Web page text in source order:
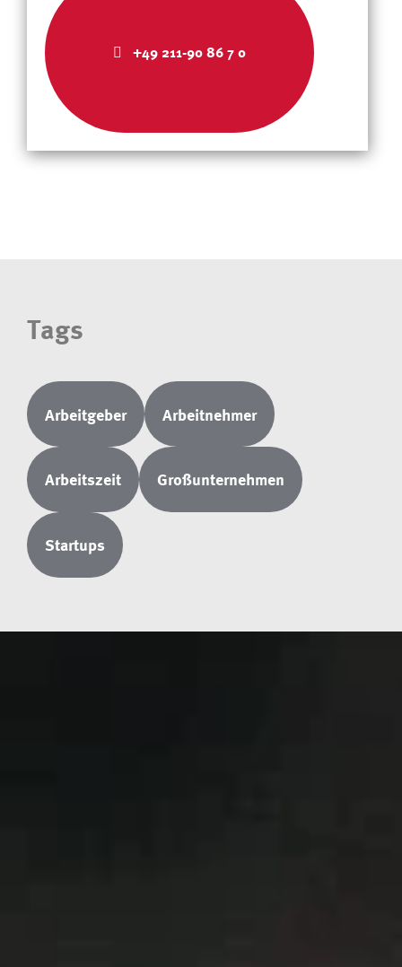
+49 211-90 86 7 0
Tags
Arbeitgeber Arbeitnehmer
Arbeitszeit Großunternehmen
Startups